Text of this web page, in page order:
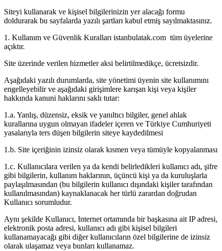
Siteyi kullanarak ve kişisel bilgilerinizin yer alacağı formu
doldurarak bu sayfalarda yazılı şartları kabul etmiş sayılmaktasınız.
1. Kullanım ve Güvenlik Kuralları istanbulatak.com tüm üyelerine
açıktır.
Site üzerinde verilen hizmetler aksi belirtilmedikçe, ücretsizdir.
Aşağıdaki yazılı durumlarda, site yönetimi üyenin site kullanımını
engelleyebilir ve aşağıdaki girişimlere karışan kişi veya kişiler
hakkında kanuni haklarını saklı tutar:
1.a. Yanlış, düzensiz, eksik ve yanıltıcı bilgiler, genel ahlak
kurallarına uygun olmayan ifadeler içeren ve Türkiye Cumhuriyeti
yasalarıyla ters düşen bilgilerin siteye kaydedilmesi
1.b. Site içeriğinin izinsiz olarak kısmen veya tümüyle kopyalanması
1.c. Kullanıcılara verilen ya da kendi belirledikleri kullanıcı adı, şifre
gibi bilgilerin, kullanım haklarının, üçüncü kişi ya da kuruluşlarla
paylaşılmasından (bu bilgilerin kullanıcı dışındaki kişiler tarafından
kullanılmasından) kaynaklanacak her türlü zarardan doğrudan
Kullanıcı sorumludur.
Aynı şekilde Kullanıcı, Internet ortamında bir başkasına ait IP adresi,
elektronik posta adresi, kullanıcı adı gibi kişisel bilgileri
kullanamayacağı gibi diğer kullanıcıların özel bilgilerine de izinsiz
olarak ulaşamaz veya bunları kullanamaz.